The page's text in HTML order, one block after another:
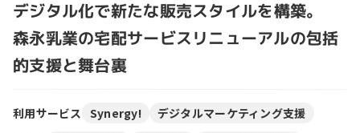
デジタル化で新たな販売スタイルを構築。
森永乳業の宅配サービスリニューアルの包括
的支援と舞台裏
利用サービス Synergy!
デジタルマーケティング支援